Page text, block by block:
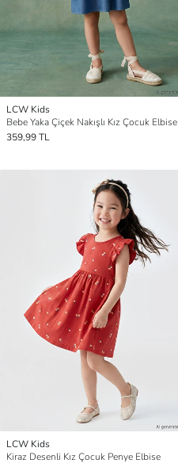
LCW Kids
Bebe Yaka Çiçek Nakışlı Kız Çocuk Elbise
359,99 TL
LCW Kids
Kiraz Desenli Kız Çocuk Penye Elbise